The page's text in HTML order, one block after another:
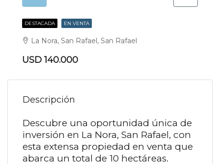
DESTACADA EN VENTA
La Nora, San Rafael, San Rafael
USD 140.000
Descripción
Descubre una oportunidad única de
inversión en La Nora, San Rafael, con
esta extensa propiedad en venta que
abarca un total de 10 hectáreas.